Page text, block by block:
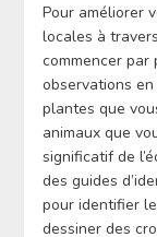
Pour améliorer
locales à
commencer
observations
plantes que
animaux que
significatif de
des guides
pour identifier
dessiner des